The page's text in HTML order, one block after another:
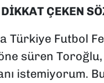
ÇEKEN
Türkiye Futbol
süren
istemiyorum.